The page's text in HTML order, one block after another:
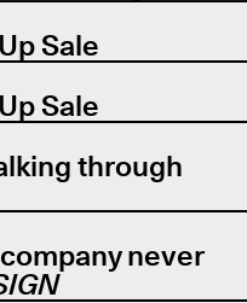
Sale
Sale
through
never